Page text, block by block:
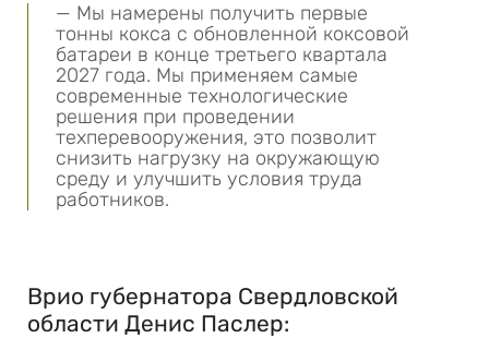
— Мы намерены получить первые
тонны кокса с обновленной коксовой
батареи в конце третьего квартала
2027 года. Мы применяем самые
современные технологические
решения при проведении
техперевооружения, это позволит
снизить нагрузку на окружающую
среду и улучшить условия труда
работников.
Врио губернатора Свердловской
области Денис Паслер: